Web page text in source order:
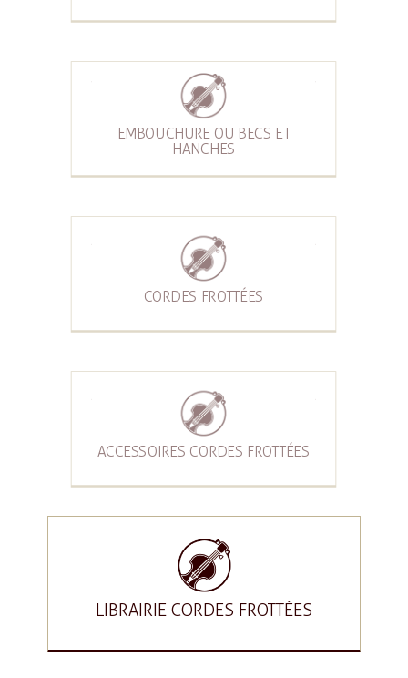
EMBOUCHURE OU BECS ET
HANCHES
CORDES FROTTÉES
ACCESSOIRES CORDES FROTTÉES
LIBRAIRIE CORDES FROTTÉES